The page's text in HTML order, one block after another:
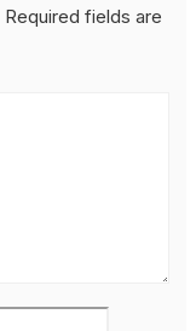
Required fields are